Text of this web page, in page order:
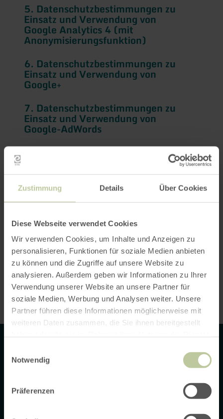
Zustimmung Details Über Cookies
Diese Webseite verwendet Cookies
Wir verwenden Cookies, um Inhalte und Anzeigen zu
personalisieren, Funktionen für soziale Medien anbieten
zu können und die Zugriffe auf unsere Website zu
analysieren. Außerdem geben wir Informationen zu Ihrer
Verwendung unserer Website an unsere Partner für
soziale Medien, Werbung und Analysen weiter. Unsere
Partner führen diese Informationen möglicherweise mit
weiteren Daten zusammen, die Sie ihnen bereitgestellt
Notwendig
Präferenzen
5. Datenschutzbestimmungen zu
Einsatz und Verwendung von
Google Analytics 4 (mit
Anonymisierungsfunktion)
6. Datenschutzbestimmungen zu
Einsatz und Verwendung von
Google+
7. Datenschutzbestimmungen zu
Einsatz und Verwendung von
Google-AdWords
8. Datenschutzbestimmungen zu
Instagram
10. Datenschutzbestimmungen zu
Einsatz und Verwendung von
YouTube
11. Einsatz von Google-Maps
12. Einsatz von reCAPTCHA
13. Rechte der betroffenen Person
Contact
Tu peux joindre notre équipe du lundi au vendredi, de 9 h à 16
h.